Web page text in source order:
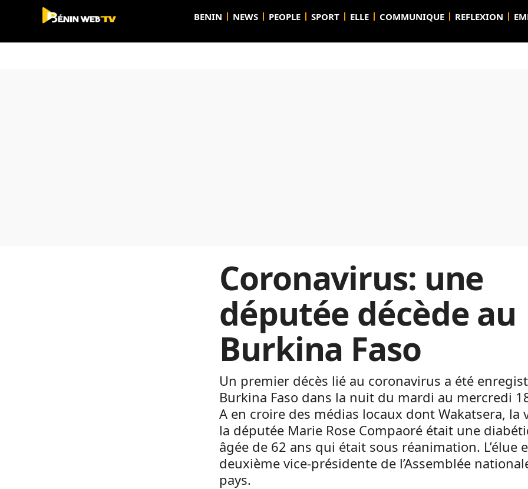
BENIN NEWS PEOPLE SPORT ELLE COMMUNIQUE REFLEXION
Coronavirus: une
députée décède au
Burkina Faso
Un premier décès lié au coronavirus a été
Burkina Faso dans la nuit du mardi au mercredi
A en croire des médias locaux dont Wakatsera, la
la députée Marie Rose Compaoré était une
âgée de 62 ans qui était sous réanimation. L’élue
deuxième vice-présidente de l’Assemblée
pays.